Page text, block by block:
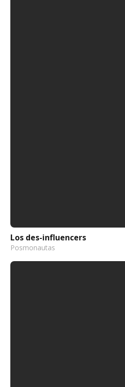
Los des-influencers
Posmonautas